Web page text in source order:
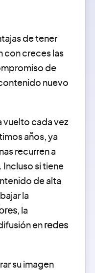
de tener
con creces las
de
nuevo
vuelto cada vez
años, ya
recurren a
Incluso si tiene
de alta
la
, la
en redes
su imagen